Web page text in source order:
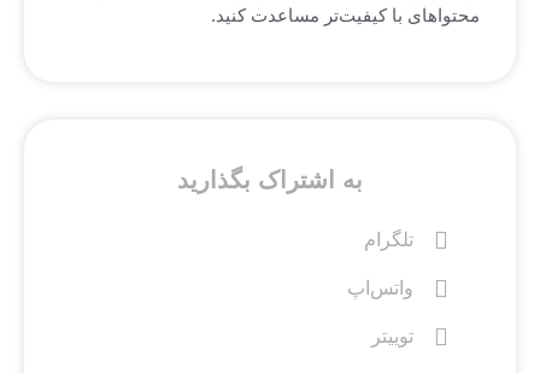
محتواهای با کیفیت‌تر مساعدت کنید.
به اشتراک بگذارید
تلگرام
واتس‌اپ
توییتر